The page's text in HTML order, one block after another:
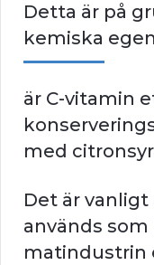
Detta är på
kemiska
är C-vitamin
med
Det är
används
matindustrin